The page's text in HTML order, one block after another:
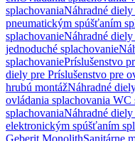
splachovaniaNáhradné
pneumatickým spúšťaním
splachovanieNáhradné
jednoduché splachovanie
splachovaniePríslušenstvo
diely pre Príslušenstvo pre
hrubú montážNáhradné
ovládania splachovania
splachovaniaNáhradné
elektronickým spúšťaním
Geberit MonolithSanitárne